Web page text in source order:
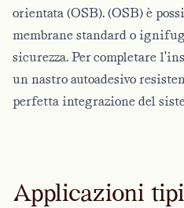
orientata (OSB). (OSB) è
membrane standard o
sicurezza. Per completare
un nastro autoadesivo
perfetta integrazione del
Applicazioni